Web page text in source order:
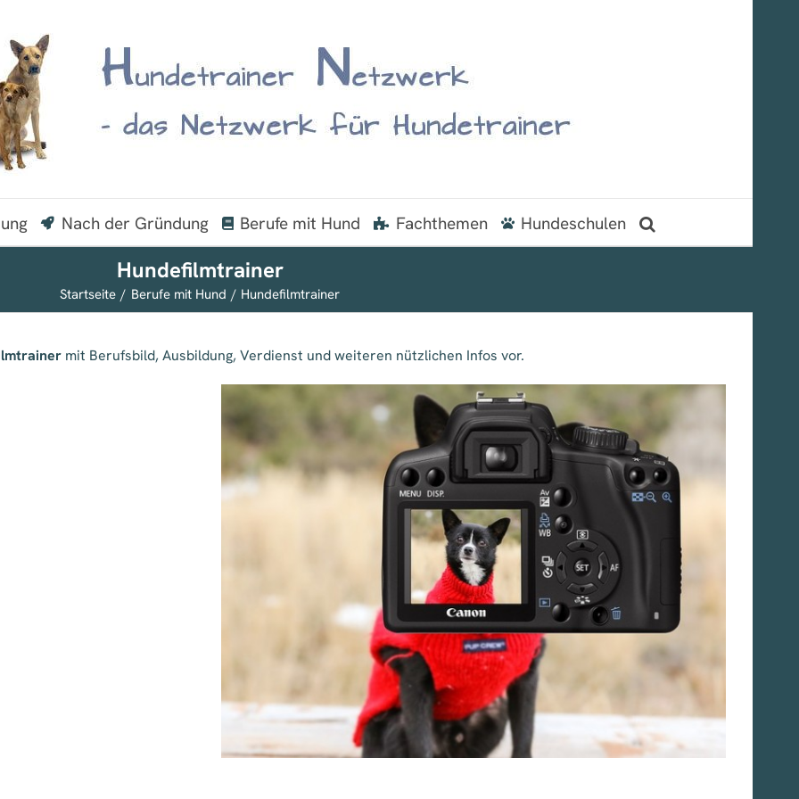
Nach der Gründung Berufe mit Hund Fachthemen Hundeschulen
Hundefilmtrainer
Startseite Berufe mit Hund Hundefilmtrainer
mit Berufsbild, Ausbildung, Verdienst und weiteren nützlichen Infos vor.